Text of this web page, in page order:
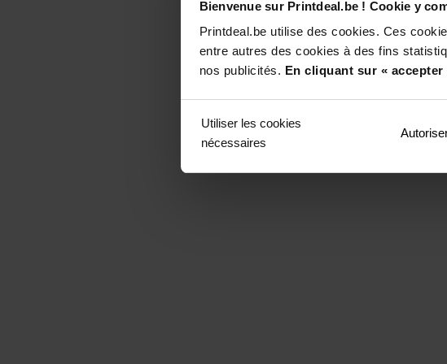
Bienvenue sur Printdeal.be ! Cookie y
Printdeal.be utilise des cookies. Ces
entre autres des cookies à des fins
nos publicités. En cliquant sur «
Utiliser les cookies
nécessaires